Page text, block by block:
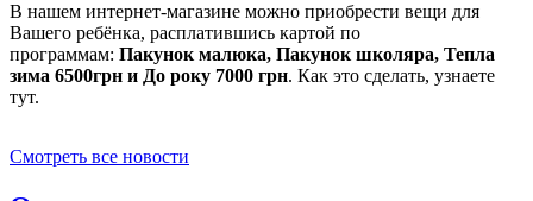
В нашем интернет-магазине можно приобрести вещи для
Вашего ребёнка, расплатившись картой по
программам: Пакунок малюка, Пакунок школяра, Тепла
зима 6500грн и До року 7000 грн. Как это сделать, узнаете
тут.
Смотреть все новости